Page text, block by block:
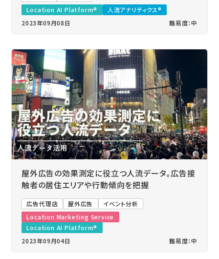
Location AI Platform®
人流アナリティクス®
2023年09月08日
難易度：中
屋外広告の効果測定に役立つ人流データ。広告接
触者の居住エリアや行動傾向を把握
広告代理店 屋外広告
イベント分析
Location Marketing Service
Location AI Platform®
2023年09月04日
難易度：中